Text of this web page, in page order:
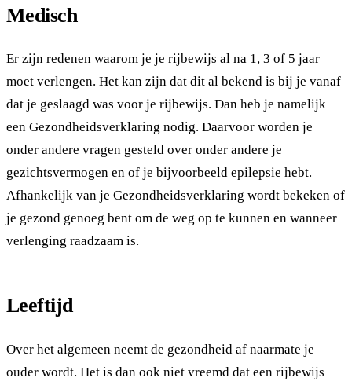
Medisch
Er zijn redenen waarom je je rijbewijs al na 1, 3 of 5 jaar
moet verlengen. Het kan zijn dat dit al bekend is bij je vanaf
dat je geslaagd was voor je rijbewijs. Dan heb je namelijk
een Gezondheidsverklaring nodig. Daarvoor worden je
onder andere vragen gesteld over onder andere je
gezichtsvermogen en of je bijvoorbeeld epilepsie hebt.
Afhankelijk van je Gezondheidsverklaring wordt bekeken of
je gezond genoeg bent om de weg op te kunnen en wanneer
verlenging raadzaam is.
Leeftijd
Over het algemeen neemt de gezondheid af naarmate je
ouder wordt. Het is dan ook niet vreemd dat een rijbewijs